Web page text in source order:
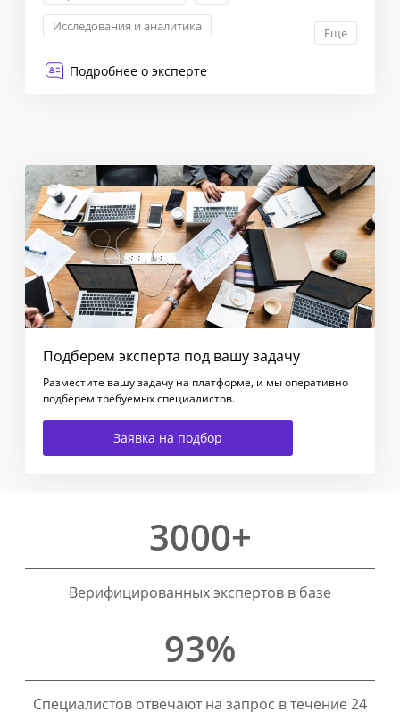
Исследования и аналитика
Еще
Подробнее о эксперте
Подберем эксперта под вашу задачу
Разместите вашу задачу на платформе, и мы оперативно
подберем требуемых специалистов.
Заявка на подбор
3000+
Верифицированных экспертов в базе
93%
Специалистов отвечают на запрос в течение 24